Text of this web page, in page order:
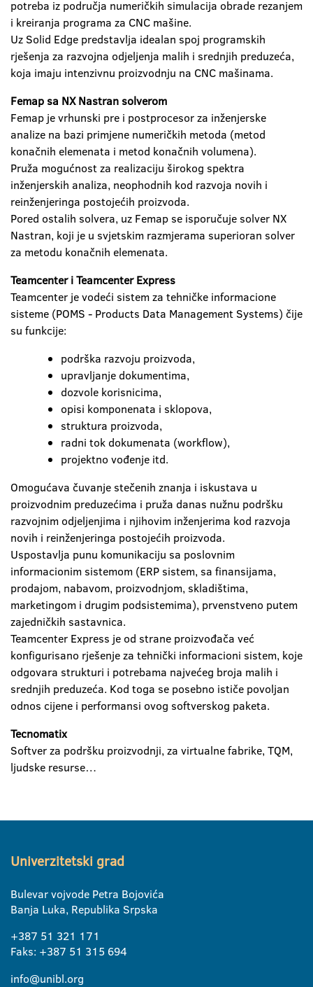
potreba iz područja numeričkih simulacija obrade rezanjem
i kreiranja programa za CNC mašine.
Uz Solid Edge predstavlja idealan spoj programskih
rješenja za razvojna odjeljenja malih i srednjih preduzeća,
koja imaju intenzivnu proizvodnju na CNC mašinama.
Femap sa NX Nastran solverom
Femap je vrhunski pre i postprocesor za inženjerske
analize na bazi primjene numeričkih metoda (metod
konačnih elemenata i metod konačnih volumena).
Pruža mogućnost za realizaciju širokog spektra
inženjerskih analiza, neophodnih kod razvoja novih i
reinženjeringa postojećih proizvoda.
Pored ostalih solvera, uz Femap se isporučuje solver NX
Nastran, koji je u svjetskim razmjerama superioran solver
za metodu konačnih elemenata.
Teamcenter i Teamcenter Express
Teamcenter je vodeći sistem za tehničke informacione
sisteme (POMS - Products Data Management Systems) čije
su funkcije:
podrška razvoju proizvoda,
upravljanje dokumentima,
dozvole korisnicima,
opisi komponenata i sklopova,
struktura proizvoda,
radni tok dokumenata (workflow),
projektno vođenje itd.
Omogućava čuvanje stečenih znanja i iskustava u
proizvodnim preduzećima i pruža danas nužnu podršku
razvojnim odjeljenjima i njihovim inženjerima kod razvoja
novih i reinženjeringa postojećih proizvoda.
Uspostavlja punu komunikaciju sa poslovnim
informacionim sistemom (ERP sistem, sa finansijama,
prodajom, nabavom, proizvodnjom, skladištima,
marketingom i drugim podsistemima), prvenstveno putem
zajedničkih sastavnica.
Teamcenter Express je od strane proizvođača već
konfigurisano rješenje za tehnički informacioni sistem, koje
odgovara strukturi i potrebama najvećeg broja malih i
srednjih preduzeća. Kod toga se posebno ističe povoljan
odnos cijene i performansi ovog softverskog paketa.
Tecnomatix
Softver za podršku proizvodnji, za virtualne fabrike, TQM,
ljudske resurse…
Univerzitetski grad
Bulevar vojvode Petra Bojovića
Banja Luka, Republika Srpska
+387 51 321 171
Faks: +387 51 315 694
info@unibl.org